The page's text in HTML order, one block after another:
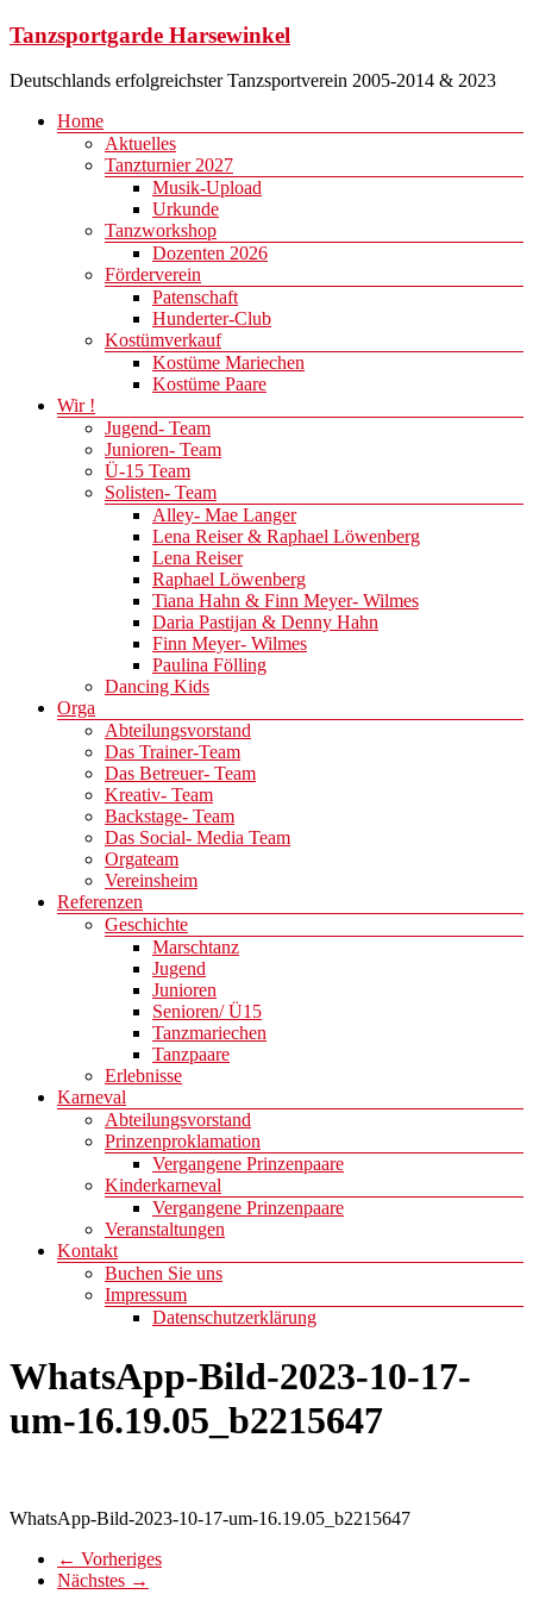
Zum
springen
Tanzsportgarde Harsewinkel
Deutschlands erfolgreichster Tanzsportverein 2005-2014 & 2023
Menü
Home
Aktuelles
Tanzturnier 2027
Musik-Upload
Urkunde
Tanzworkshop
Dozenten 2026
Förderverein
Patenschaft
Hunderter-Club
Kostümverkauf
Kostüme Mariechen
Kostüme Paare
Wir !
Jugend- Team
Junioren- Team
Ü-15 Team
Solisten- Team
Alley- Mae Langer
Lena Reiser & Raphael Löwenberg
Lena Reiser
Raphael Löwenberg
Tiana Hahn & Finn Meyer- Wilmes
Daria Pastijan & Denny Hahn
Finn Meyer- Wilmes
Paulina Fölling
Dancing Kids
Orga
Abteilungsvorstand
Das Trainer-Team
Das Betreuer- Team
Kreativ- Team
Backstage- Team
Das Social- Media Team
Orgateam
Vereinsheim
Referenzen
Geschichte
Marschtanz
Jugend
Junioren
Senioren/ Ü15
Tanzmariechen
Tanzpaare
Erlebnisse
Karneval
Abteilungsvorstand
Prinzenproklamation
Vergangene Prinzenpaare
Kinderkarneval
Vergangene Prinzenpaare
Veranstaltungen
Kontakt
Buchen Sie uns
Impressum
Datenschutzerklärung
WhatsApp-Bild-2023-10-17-
um-16.19.05_b2215647
WhatsApp-Bild-2023-10-17-um-16.19.05_b2215647
← Vorheriges
Nächstes →